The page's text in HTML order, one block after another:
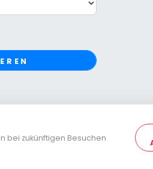
bei zukünftigen Besuchen